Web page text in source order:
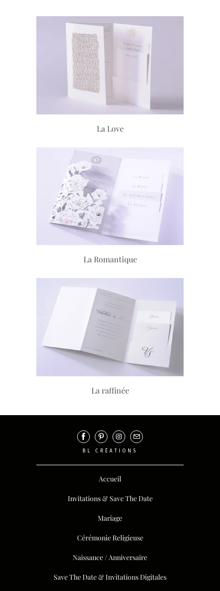
La Love
La Romantique
La raffinée
BL CRÉATIONS
Accueil
Invitations & Save The Date
Mariage
Cérémonie Religieuse
Naissance / Anniversaire
Save The Date & Invitations Digitales